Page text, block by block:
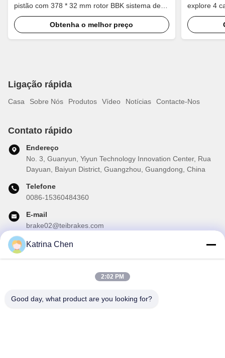
pistão com 378 * 32 mm rotor BBK sistema de
travagem automática para Mercedes Benz C200
19 polegadas carroObtenha o melhor preço
explore 4
Para
aro de
Ligação rápida
Casa Sobre Nós Produtos Vídeo Notícias Contacte-Nos
Contato rápido
Endereço
No. 3, Guanyun, Yiyun Technology Innovation Center, Rua
Dayuan, Baiyun District, Guangzhou, Guangdong, China
Telefone
0086-15360484360
E-mail
brake02@teibrakes.com
mais.
Katrina Chen
2:02 PM
Good day, what product are you looking for?